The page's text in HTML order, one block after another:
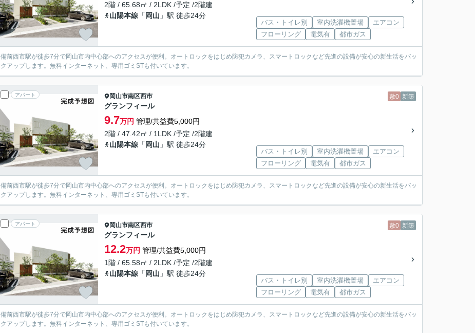
2階 / 65.68㎡ / 2LDK /予定 /2階建
山陽本線 「 岡山 」駅 徒歩24分
バス・トイレ別 室内洗濯機置場
エアコン
フローリング
電気有 都市ガス
備前西市駅が徒歩7分で岡山市内中心部へのアクセスが便利。オートロックをはじめ防犯カメラ、スマートロックなど先進の設備が安心の新生活をバッ
クアップします。無料インターネット、専用ゴミSTも付いています。
アパート 敷0 新築
岡山市南区西市
グランフィール
9.7万円 管理/共益費5,000円
2階 / 47.42㎡ / 1LDK /予定 /2階建
山陽本線 「 岡山 」駅 徒歩24分
バス・トイレ別 室内洗濯機置場
エアコン
フローリング
電気有 都市ガス
備前西市駅が徒歩7分で岡山市内中心部へのアクセスが便利。オートロックをはじめ防犯カメラ、スマートロックなど先進の設備が安心の新生活をバッ
クアップします。無料インターネット、専用ゴミSTも付いています。
アパート 敷0 新築
岡山市南区西市
グランフィール
12.2万円 管理/共益費5,000円
1階 / 65.58㎡ / 2LDK /予定 /2階建
山陽本線 「 岡山 」駅 徒歩24分
バス・トイレ別 室内洗濯機置場
エアコン
フローリング
電気有 都市ガス
備前西市駅が徒歩7分で岡山市内中心部へのアクセスが便利。オートロックをはじめ防犯カメラ、スマートロックなど先進の設備が安心の新生活をバッ
クアップします。無料インターネット、専用ゴミSTも付いています。